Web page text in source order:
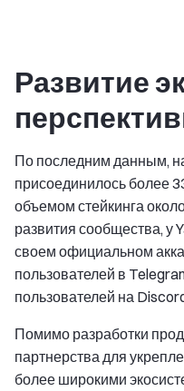
Развитие
По последним данным,
присоединилось более
объемом стейкинга
развития сообщества, у
своем официальном
пользователей в
пользователей на
Помимо разработки
партнерства для
более широкими